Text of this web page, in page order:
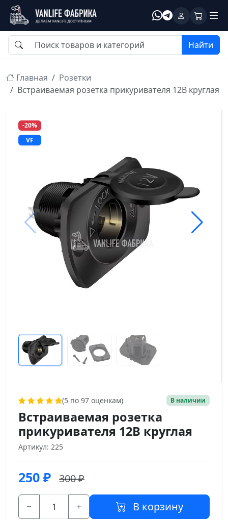
Найти
Главная
Розетки
Встраиваемая розетка прикуривателя 12В круглая
-20%
VF
(5 по 97 оценкам) В наличии
Встраиваемая розетка
прикуривателя 12В круглая
Артикул: 225
250 ₽ 300 ₽
В корзину